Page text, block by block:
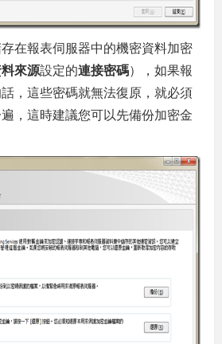
在報表伺服器中的機密資料加密
來源設定的連接密碼），如果報
，這些密碼就無法復原，就必須
，這時建議您可以先備份加密金